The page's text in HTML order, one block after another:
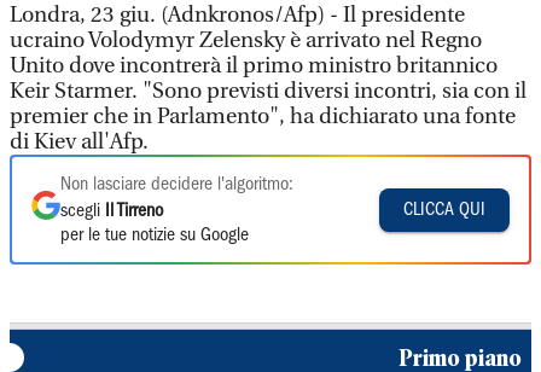
Londra, 23 giu. (Adnkronos/Afp) - Il presidente
ucraino Volodymyr Zelensky è arrivato nel Regno
Unito dove incontrerà il primo ministro britannico
Keir Starmer. "Sono previsti diversi incontri, sia con il
premier che in Parlamento", ha dichiarato una fonte
di Kiev all'Afp.
Non lasciare decidere l'algoritmo:
scegli
Il Tirreno
per le tue notizie su Google
CLICCA QUI
Primo piano